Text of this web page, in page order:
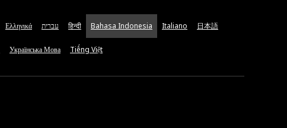
Ελληνικά עברית हिन्दी Bahasa Indonesia Italiano 日本語
Українська Мова Tiếng Việt